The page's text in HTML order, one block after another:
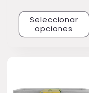
Seleccionar
opciones